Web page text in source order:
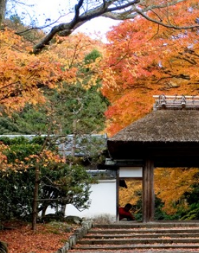
»3 semaines pour découvrir le Japon